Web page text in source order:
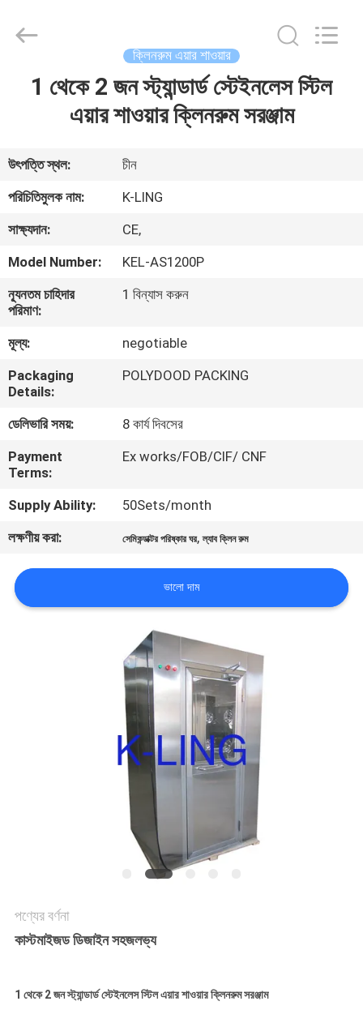
আমাদের
সম্বন্ধে
কারখানা
পরিদর্শন
গুণমান
নিয়ন্ত্রণ
আমাদের
সাথে
খবর
মামলা
Technology
Company.
ক্লিনরুম এয়ার শাওয়ার
1 থেকে 2 জন স্ট্যান্ডার্ড স্টেইনলেস স্টিল
এয়ার শাওয়ার ক্লিনরুম সরঞ্জাম
উৎপত্তি স্থল:
চীন
পরিচিতিমুলক নাম:
K-LING
সাক্ষ্যদান:
CE,
Model Number:
KEL-AS1200P
ন্যূনতম চাহিদার
পরিমাণ:
1 বিন্যাস করুন
মূল্য:
negotiable
Packaging
Details:
POLYDOOD PACKING
ডেলিভারি সময়:
8 কার্য দিবসের
Payment
Terms:
Ex works/FOB/CIF/ CNF
Supply Ability:
50Sets/month
লক্ষণীয় করা:
সেমিকন্ডাক্টর পরিষ্কার ঘর,ল্যাব ক্লিন রুম
ভালো দাম
পণ্যের বর্ণনা
কাস্টমাইজড ডিজাইন সহজলভ্য
1 থেকে 2 জন স্ট্যান্ডার্ড স্টেইনলেস স্টিল এয়ার শাওয়ার ক্লিনরুম সরঞ্জাম